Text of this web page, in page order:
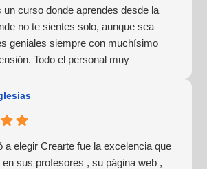
un curso donde aprendes desde la
no te sientes solo, aunque sea
geniales siempre con muchísimo
Todo el personal muy
formaciones con ellos sin duda
a elegir Crearte fue la excelencia que
sus profesores , su página web ,